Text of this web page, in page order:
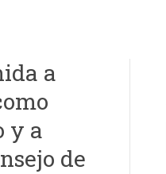
a
y a
de